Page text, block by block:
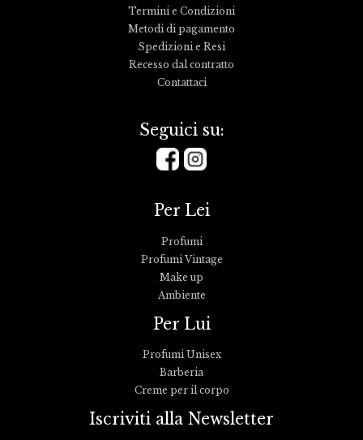
Termini e Condizioni
Metodi di pagamento
Spedizioni e Resi
Recesso dal contratto
Contattaci
Seguici su:
Per Lei
Profumi
Profumi Vintage
Make up
Ambiente
Per Lui
Profumi Unisex
Barberia
Creme per il corpo
Iscriviti alla Newsletter